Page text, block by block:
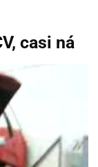
casi ná